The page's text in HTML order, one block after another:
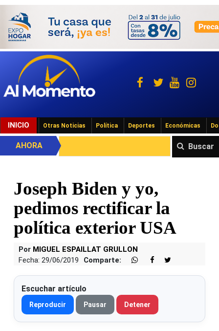
INICIO Otras Noticias Política Deportes Económicas
Buscar
AHORA
Joseph Biden y yo,
pedimos rectificar la
política exterior USA
Por MIGUEL ESPAILLAT GRULLON
Fecha: 29/06/2019
Comparte:
Escuchar artículo
Reproducir Pausar Detener